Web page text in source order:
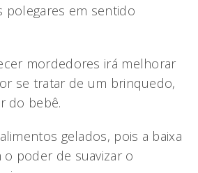
polegares em sentido
mordedores irá melhorar
se tratar de um brinquedo,
do bebê.
gelados, pois a baixa
poder de suavizar o